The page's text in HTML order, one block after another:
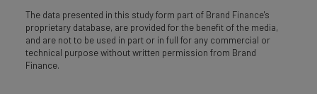
The data presented in this study form part of Brand Finance's
proprietary database, are provided for the benefit of the media,
and are not to be used in part or in full for any commercial or
technical purpose without written permission from Brand
Finance.